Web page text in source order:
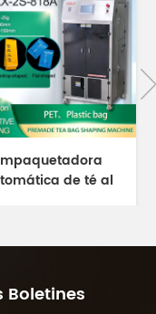
de té al
Boletines